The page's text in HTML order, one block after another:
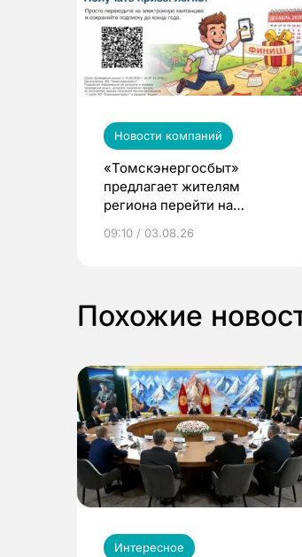
Новости компаний
«Томскэнергосбыт»
предлагает жителям
региона перейти на
выиграть призы
09:10 / 03.08.26
Похожие
Интересное